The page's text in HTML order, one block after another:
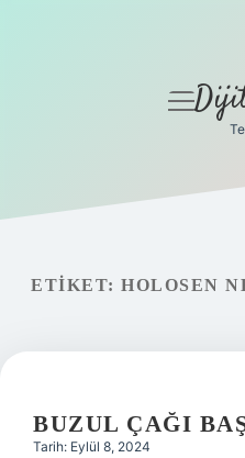
Gizlilik Politikası
menüyü
ETIKET: HOLOSEN
BUZUL ÇAĞI
Tarih: Eylül 8, 2024